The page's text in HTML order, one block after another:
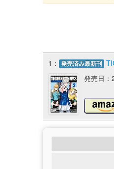
1： 発売済み最新刊
発売日：